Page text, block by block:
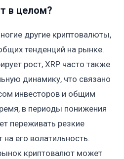
в целом?
другие криптовалюты,
тенденций на рынке.
рост, XRP часто также
динамику, что связано
инвесторов и общим
в периоды понижения
переживать резкие
его волатильность.
криптовалют может